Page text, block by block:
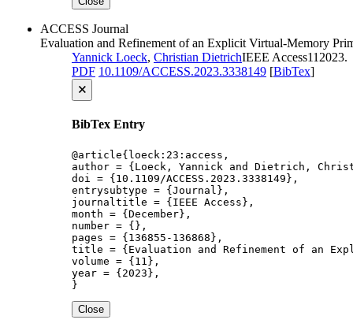
ACCESS Journal
Evaluation and Refinement of an Explicit Virtual-Memory
Yannick Loeck, Christian DietrichIEEE Access11 2023.
PDF 10.1109/ACCESS.2023.3338149 [BibTex]
🗙
BibTex Entry
@article{loeck:23:access,
author = {Loeck, Yannick and Dietrich,
doi = {10.1109/ACCESS.2023.3338149},
entrysubtype = {Journal},
journaltitle = {IEEE Access},
month = {December},
number = {},
pages = {136855-136868},
title = {Evaluation and Refinement of an
volume = {11},
year = {2023},
}
Close